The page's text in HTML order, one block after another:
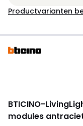
Productvarianten
BTICINO-
modules